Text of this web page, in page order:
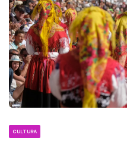
CULTURA